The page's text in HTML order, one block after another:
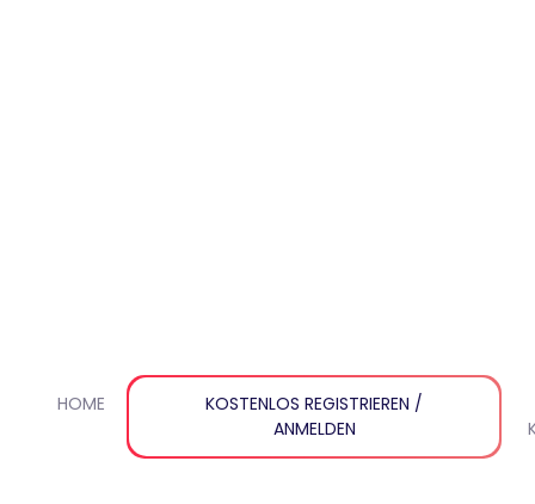
HOME PRODUKTE WARENKORB
KOSTENLOS REGISTRIEREN /
ANMELDEN